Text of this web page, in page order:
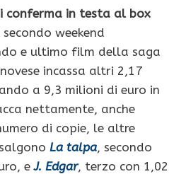
conferma in testa al box
weekend
e ultimo film della saga
incassa altri 2,17
a 9,3 milioni di euro in
nettamente, anche
di copie, le altre
La talpa, secondo
eJ. Edgar, terzo con 1,02